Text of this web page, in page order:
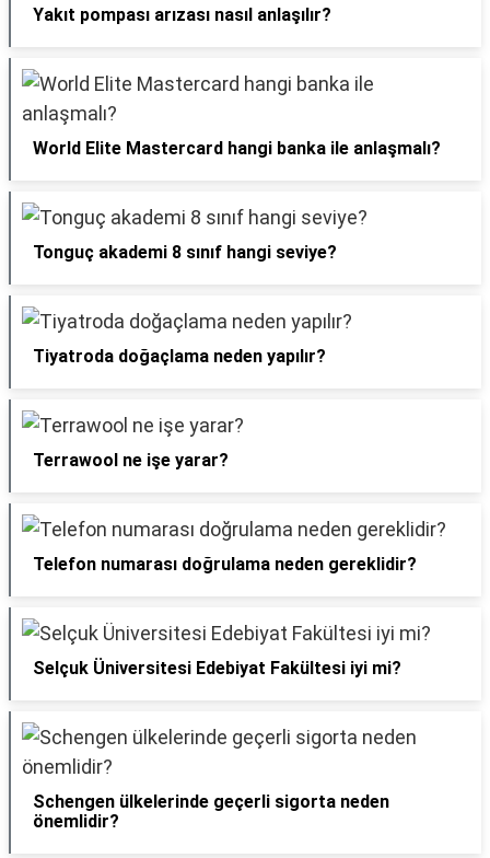
Yakıt pompası arızası nasıl anlaşılır?
World Elite Mastercard hangi banka ile anlaşmalı?
Tonguç akademi 8 sınıf hangi seviye?
Tiyatroda doğaçlama neden yapılır?
Terrawool ne işe yarar?
Telefon numarası doğrulama neden gereklidir?
Selçuk Üniversitesi Edebiyat Fakültesi iyi mi?
Schengen ülkelerinde geçerli sigorta neden
önemlidir?